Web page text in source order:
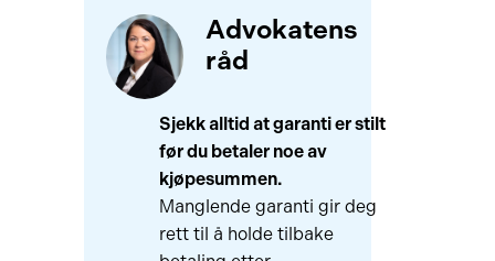
Advokatens
råd
Sjekk alltid at garanti er stilt
før du betaler noe av
kjøpesummen.
Manglende garanti gir deg
rett til å holde tilbake